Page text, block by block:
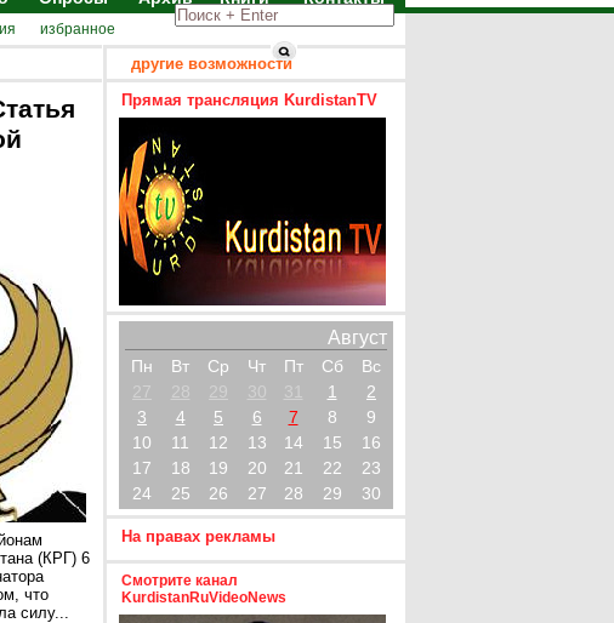
избранное
(КРГ) 6
что
силу...
другие возможности
Прямая трансляция KurdistanTV
Август
Пн Вт Ср Чт Пт Сб
Вс
27
28 29 30 31 1
2
3
4 5 6 7 8
9
10
11 12 13 14 15
16
17
18 19 20 21 22
23
24
25 26 27 28 29 30
На правах рекламы
Смотрите канал
KurdistanRuVideoNews